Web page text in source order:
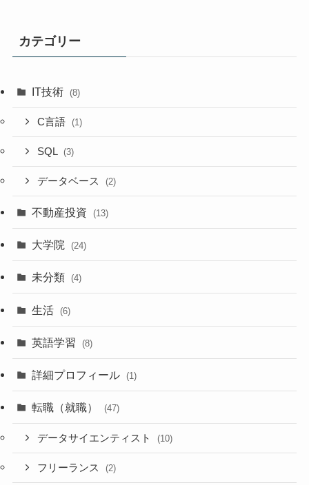
カテゴリー
IT技術 (8)
C言語 (1)
SQL (3)
データベース (2)
不動産投資 (13)
大学院 (24)
未分類 (4)
生活 (6)
英語学習 (8)
詳細プロフィール (1)
転職（就職） (47)
データサイエンティスト (10)
フリーランス (2)